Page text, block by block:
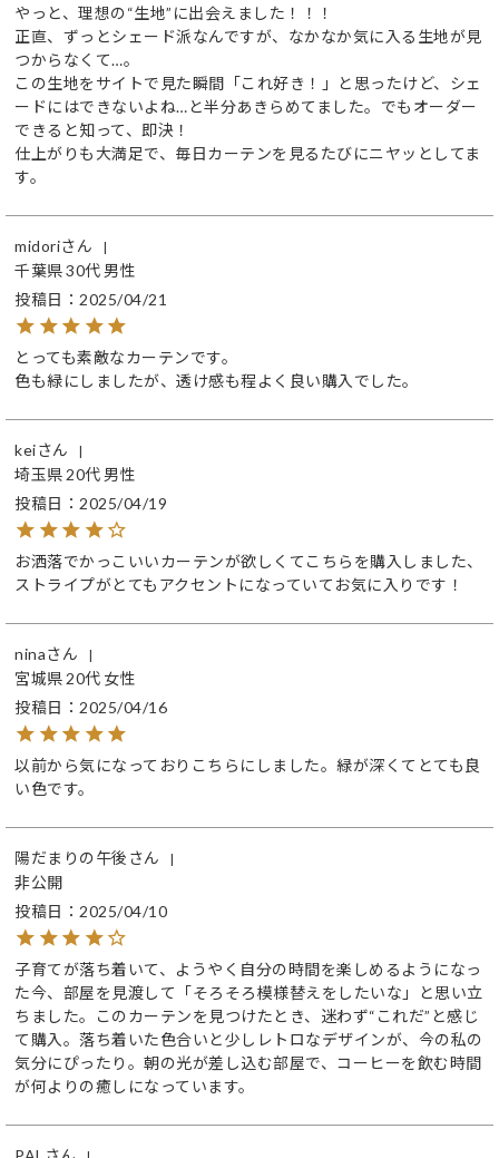
やっと、理想の“生地”に出会えました！！！
正直、ずっとシェード派なんですが、なかなか気に入る生地が見
つからなくて…。
この生地をサイトで見た瞬間「これ好き！」と思ったけど、シェ
ードにはできないよね…と半分あきらめてました。でもオーダー
できると知って、即決！
仕上がりも大満足で、毎日カーテンを見るたびにニヤッとしてま
す。
midori
千葉県30代男性
投稿日
2025/04/21
とっても素敵なカーテンです。
色も緑にしましたが、透け感も程よく良い購入でした。
kei
埼玉県 20代男性
投稿日
2025/04/19
お洒落でかっこいいカーテンが欲しくてこちらを購入しました、
ストライプがとてもアクセントになっていてお気に入りです！
nina
宮城県 20代 女性
投稿日
2025/04/16
以前から気になっておりこちらにしました。緑が深くてとても良
い色です。
陽だまりの午後
非公開
投稿日
2025/04/10
子育てが落ち着いて、ようやく自分の時間を楽しめるようになっ
た今、部屋を見渡して「そろそろ模様替えをしたいな」と思い立
ちました。このカーテンを見つけたとき、迷わず“これだ”と感じ
て購入。落ち着いた色合いと少しレトロなデザインが、今の私の
気分にぴったり。朝の光が差し込む部屋で、コーヒーを飲む時間
が何よりの癒しになっています。